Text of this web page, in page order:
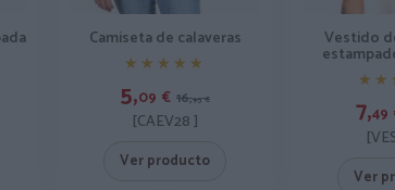
Camiseta de calaveras
★★★★★
★★★★★
5,09 € 16,95 €
[CAEV28 ]
Ver producto
Vestido
7,49
Ver